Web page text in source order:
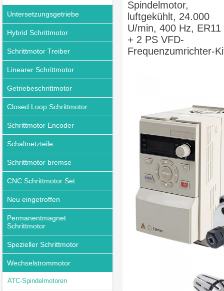
Untersetzungsgetriebe
Hybrid Schrittmotor
Schrittmotor Treiber
Linearer Schrittmotor
Getriebeschrittmotor
Closed Loop Schrittmotor
Schrittmotor Encoder
Schaltnetzteile
Schrittmotor bremse
CNC Schrittmotor Set
Neu eingetroffen
Permanentmagnet
Schrittmotor
Spezieller Schrittmotor
Wechselstrommotor
ATC-Spindelmotoren
Spindelmotor,
luftgekühlt, 24.000
U/min, 400 Hz, ER11
+ 2 PS VFD-
Frequenzumrichter-